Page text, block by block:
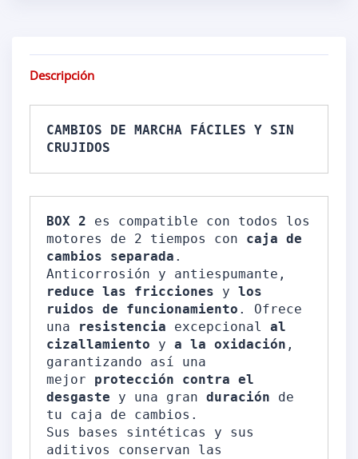
Descripción
CAMBIOS DE MARCHA FÁCILES Y SIN
CRUJIDOS
BOX 2 es compatible con todos los
motores de 2 tiempos con caja de
cambios separada .
reduce las fricciones y los
ruidos de funcionamiento . Ofrece
una
resistencia excepcional al
cizallamiento y a la oxidación ,
garantizando así una
mejor protección contra el
desgaste y una gran duración de
tu caja de cambios.
Sus bases sintéticas y sus
aditivos conservan las